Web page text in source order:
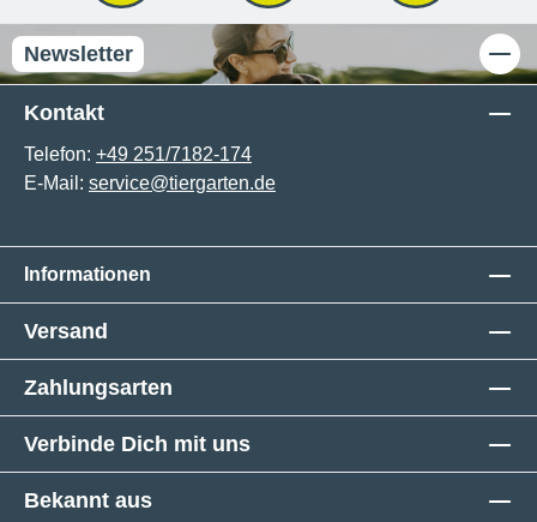
Newsletter
Kontakt
Telefon: +49 251/7182-174
E-Mail: service@tiergarten.de
Informationen
Versand
Zahlungsarten
Verbinde Dich mit uns
Bekannt aus